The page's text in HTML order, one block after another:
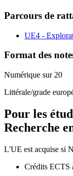
Parcours de
UE4 -
Format des
Numérique sur 20
Littérale/grade
Pour les
Recherche
L'UE est acquise si
Crédits ECTS